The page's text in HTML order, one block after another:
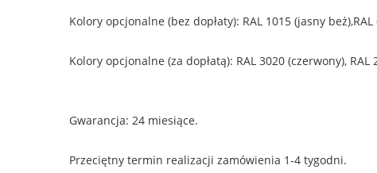
Kolory opcjonalne (bez dopłaty): RAL 1015 (jasny
Kolory opcjonalne (za dopłatą): RAL 3020 (czerwony),
Gwarancja: 24 miesiące.
Przeciętny termin realizacji zamówienia 1-4 tygodni.